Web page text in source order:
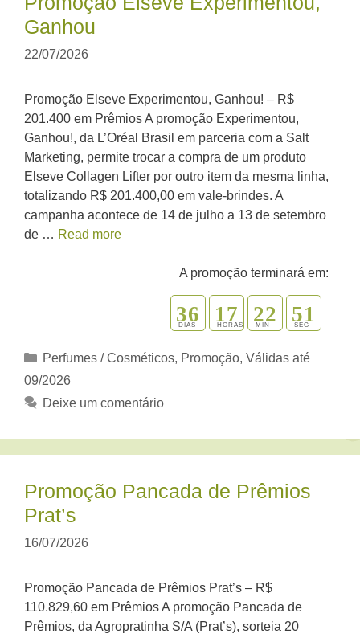
Ganhou
22/07/2026
Promoção Elseve Experimentou, Ganhou! – R$
201.400 em Prêmios A promoção Experimentou,
Ganhou!, da L’Oréal Brasil em parceria com a Salt
Marketing, permite trocar a compra de um produto
Elseve Collagen Lifter por outro item da mesma linha,
totalizando R$ 201.400,00 em vale-brindes. A
campanha acontece de 14 de julho a 13 de setembro
de … Read more
A promoção terminará em:
DIAS
36 HORAS
17 MIN
22 SEG
50
1
Categorias
Perfumes / Cosméticos, Promoção, Válidas até
09/2026
Deixe um comentário
Promoção Pancada de Prêmios
Prat’s
16/07/2026
Promoção Pancada de Prêmios Prat’s – R$
110.829,60 em Prêmios A promoção Pancada de
Prêmios, da Agropratinha S/A (Prat’s), sorteia 20